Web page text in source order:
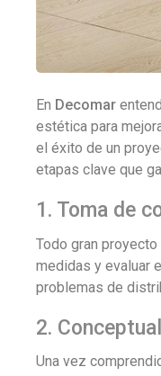
En Decomar
estética para
el éxito de un
etapas clave que
1. Toma de
Todo gran
medidas y evaluar
problemas de
2.
Una vez